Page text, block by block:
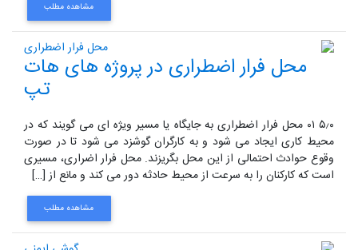
مشاهده مطلب
محل فرار اضطراری در پروژه های هات
تپ
۵٫۰ ۰۱ محل فرار اضطراری به جایگاه یا مسیر ویژه ای می گویند که در
محیط کاری ایجاد می شود و به کارگران گوشزد می شود تا در صورت
وقوع حوادث احتمالی از این محل بگریزند. محل فرار اضراری، مسیری
است که کارکنان را به سرعت از محیط حادثه دور می کند و مانع از […]
مشاهده مطلب